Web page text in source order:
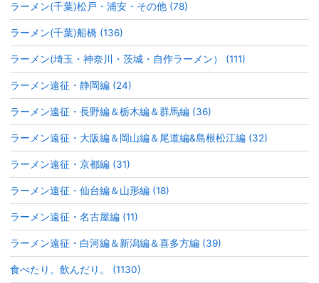
ラーメン(千葉)松戸・浦安・その他 (78)
ラーメン(千葉)船橋 (136)
ラーメン(埼玉・神奈川・茨城・自作ラーメン） (111)
ラーメン遠征・静岡編 (24)
ラーメン遠征・長野編＆栃木編＆群馬編 (36)
ラーメン遠征・大阪編＆岡山編＆尾道編&島根松江編 (32)
ラーメン遠征・京都編 (31)
ラーメン遠征・仙台編＆山形編 (18)
ラーメン遠征・名古屋編 (11)
ラーメン遠征・白河編＆新潟編＆喜多方編 (39)
食べたり。飲んだり。 (1130)